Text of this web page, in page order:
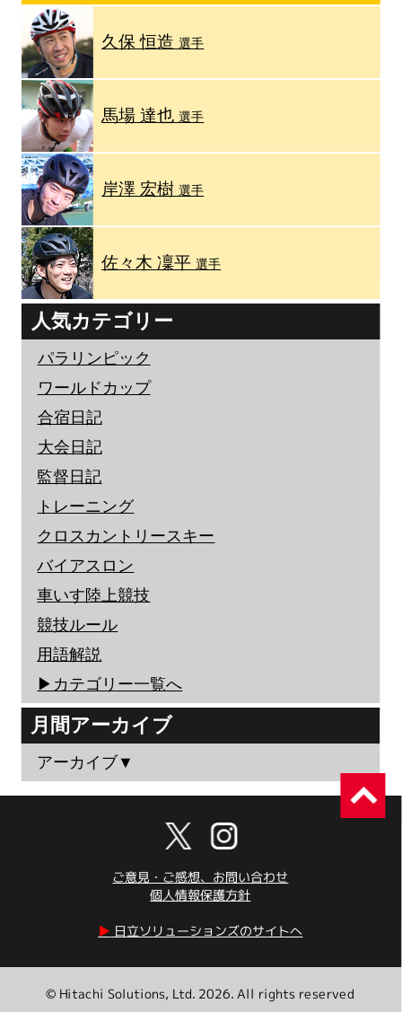
久保 恒造選手
馬場 達也選手
岸澤 宏樹選手
佐々木 凜平選手
人気カテゴリー
パラリンピック
ワールドカップ
合宿日記
大会日記
監督日記
トレーニング
クロスカントリースキー
バイアスロン
車いす陸上競技
競技ルール
用語解説
▶︎カテゴリー一覧へ
月間アーカイブ
アーカイブ▼
ご意見・ご感想、お問い合わせ
個人情報保護方針
▶︎ 日立ソリューションズのサイトへ
© Hitachi Solutions, Ltd. 2026. All rights reserved